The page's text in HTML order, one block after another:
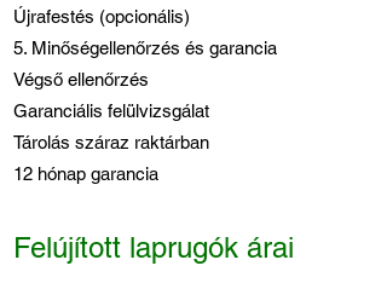
Újrafestés (opcionális)
5. Minőségellenőrzés és garancia
Végső ellenőrzés
Garanciális felülvizsgálat
Tárolás száraz raktárban
12 hónap garancia
Felújított laprugók árai